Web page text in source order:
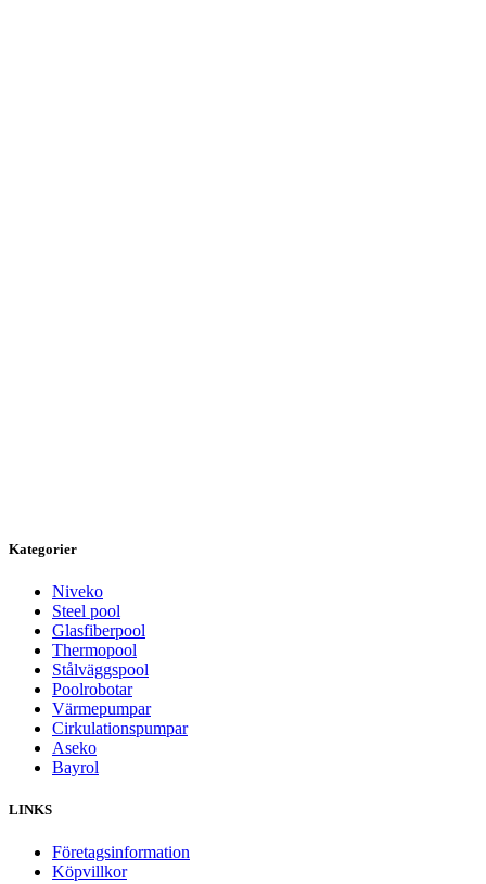
Kategorier
Niveko
Steel pool
Glasfiberpool
Thermopool
Stålväggspool
Poolrobotar
Värmepumpar
Cirkulationspumpar
Aseko
Bayrol
LINKS
Företagsinformation
Köpvillkor